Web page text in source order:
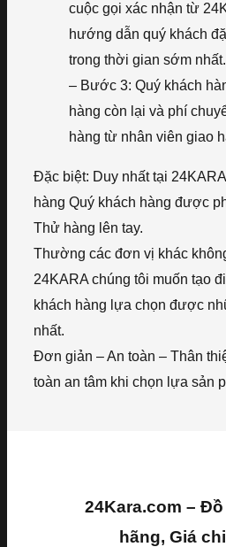
cuộc gọi xác nhận từ
hướng dẫn quý khách
trong thời gian sớm nhất.
– Bước 3: Quý khách
hàng còn lại và phí
hàng từ nhân viên giao
Đặc biệt: Duy nhất tại
hàng Quý khách hàng được
Thử hàng lên tay.
Thường các đơn vị khác
24KARA chúng tôi muốn tạo
khách hàng lựa chọn được
nhất.
Đơn giản – An toàn – Thân
toàn an tâm khi chọn lựa sản
24Kara.com –
hãng, Giá